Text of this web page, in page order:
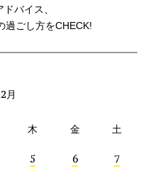
バイス、
過ごし方をCHECK!
月
木 金 土
5 6 7